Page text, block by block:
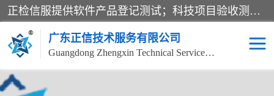
正检信服提供软件产品登记测试；科技项目验收测试；产品确认测试；功能测试；性能测试；安全测试；代码审计测试；漏洞扫描测试；渗透测试；风险评估测试；信息安全等级保护测评；双软认定；实验室建设质量体系建设；软件着作权、软件评测等服务。
广东正信技术服务有限公司
Guangdong Zhengxin Technical Service Co., Ltd